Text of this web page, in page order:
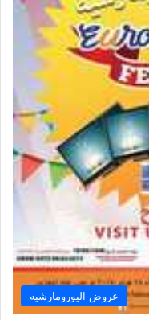
عروض اليورومارشيه